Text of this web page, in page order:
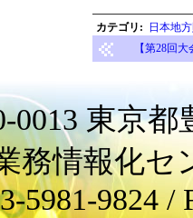
カテゴリ :
日本地
【第28回
0013 東京
務情報化セ
5981-9824 /